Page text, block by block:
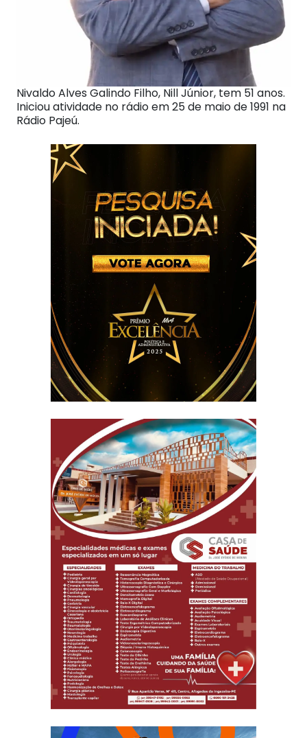
Nivaldo Alves Galindo Filho, Nill Júnior, tem 51 anos.
Iniciou atividade no rádio em 25 de maio de 1991 na
Rádio Pajeú.